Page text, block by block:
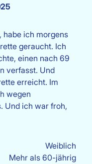
habe ich morgens
geraucht. Ich
einen nach 69
verfasst. Und
erreicht. Im
wegen
Und ich war froh,
Weiblich
Mehr als 60-jährig